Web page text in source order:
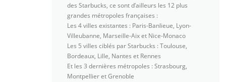
des Starbucks, ce sont d’ailleurs les 12 plus
grandes métropoles françaises :
Les 4 villes existantes : Paris-Banlieue, Lyon-
Villeubanne, Marseille-Aix et Nice-Monaco
Les 5 villes ciblés par Starbucks : Toulouse,
Bordeaux, Lille, Nantes et Rennes
Et les 3 dernières métropoles : Strasbourg,
Montpellier et Grenoble